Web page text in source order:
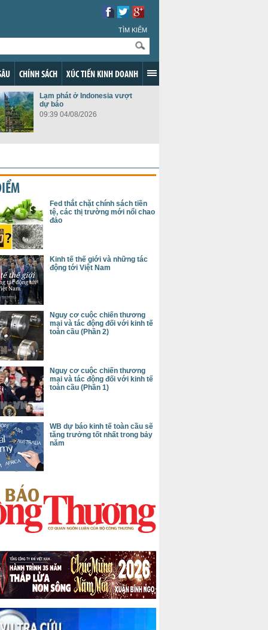
TÌM KIẾM
CHÍNH SÁCH XÚC TIẾN KINH DOANH
Lạm phát ở Indonesia vượt
dự báo
09:39 04/08/2026
Fed thắt chặt chính sách tiền
tệ, các thị trường mới nổi chao
đảo
Kinh tế thế giới và những tác
động tới Việt Nam
Nguy cơ cuộc chiến thương
mại và tác động đối với kinh tế
toàn cầu (Phần 2)
Nguy cơ cuộc chiến thương
mại và tác động đối với kinh tế
toàn cầu (Phần 1)
WB dự báo kinh tế toàn cầu sẽ
tăng trưởng tốt nhất trong bảy
năm